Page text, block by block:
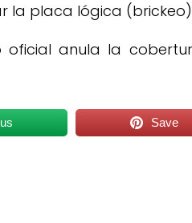
la placa lógica
oficial anula la
Save